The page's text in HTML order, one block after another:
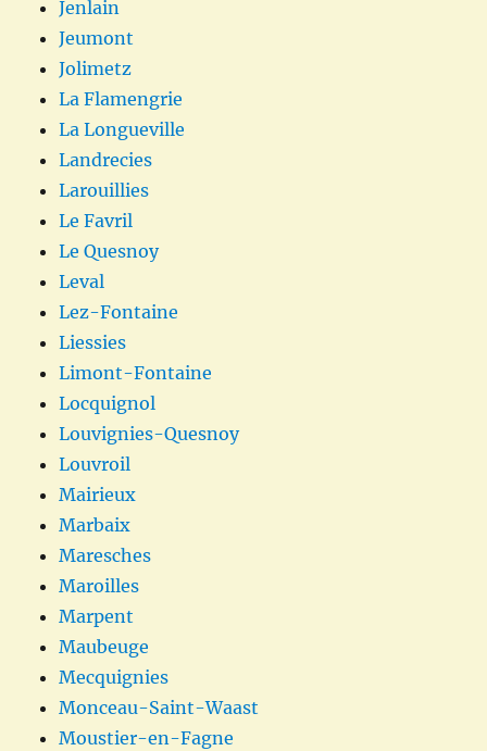
Jenlain
Jeumont
Jolimetz
La Flamengrie
La Longueville
Landrecies
Larouillies
Le Favril
Le Quesnoy
Leval
Lez-Fontaine
Liessies
Limont-Fontaine
Locquignol
Louvignies-Quesnoy
Louvroil
Mairieux
Marbaix
Maresches
Maroilles
Marpent
Maubeuge
Mecquignies
Monceau-Saint-Waast
Moustier-en-Fagne